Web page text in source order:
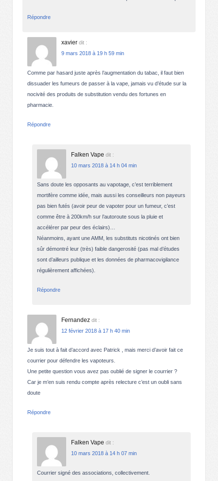
Répondre
xavier dit :
9 mars 2018 à 19 h 59 min
Comme par hasard juste après l’augmentation du tabac, il faut bien
dissuader les fumeurs de passer à la vape, jamais vu d’étude sur la
nocivité des produits de substitution vendu des fortunes en
pharmacie.
Répondre
Falken Vape dit :
10 mars 2018 à 14 h 04 min
Sans doute les opposants au vapotage, c’est terriblement
mortifère comme idée, mais aussi les conseilleurs non payeurs
pas bien futés (avoir peur de vapoter pour un fumeur, c’est
comme être à 200km/h sur l’autoroute sous la pluie et
accélérer par peur des éclairs)…
Néanmoins, ayant une AMM, les substituts nicotinés ont bien
sûr démontré leur (très) faible dangerosité (pas mal d’études
sont d’ailleurs publique et les données de pharmacovigilance
régulièrement affichées).
Répondre
Fernandez dit :
12 février 2018 à 17 h 40 min
Je suis tout à fait d’accord avec Patrick , mais merci d’avoir fait ce
courrier pour défendre les vapoteurs.
Une petite question vous avez pas oublié de signer le courrier ?
Car je m’en suis rendu compte après relecture c’est un oubli sans
doute
Répondre
Falken Vape dit :
10 mars 2018 à 14 h 07 min
Courrier signé des associations, collectivement.